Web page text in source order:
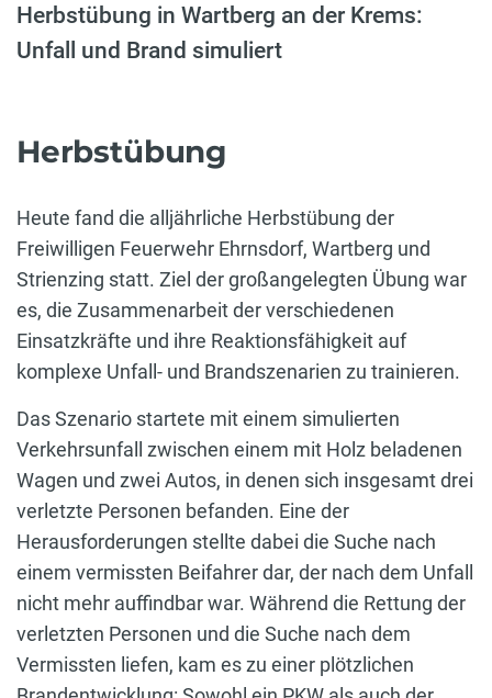
Herbstübung in Wartberg an der Krems:
Unfall und Brand simuliert
Herbstübung
Heute fand die alljährliche Herbstübung der
Freiwilligen Feuerwehr Ehrnsdorf, Wartberg und
Strienzing statt. Ziel der großangelegten Übung war
es, die Zusammenarbeit der verschiedenen
Einsatzkräfte und ihre Reaktionsfähigkeit auf
komplexe Unfall- und Brandszenarien zu trainieren.
Das Szenario startete mit einem simulierten
Verkehrsunfall zwischen einem mit Holz beladenen
Wagen und zwei Autos, in denen sich insgesamt drei
verletzte Personen befanden. Eine der
Herausforderungen stellte dabei die Suche nach
einem vermissten Beifahrer dar, der nach dem Unfall
nicht mehr auffindbar war. Während die Rettung der
verletzten Personen und die Suche nach dem
Vermissten liefen, kam es zu einer plötzlichen